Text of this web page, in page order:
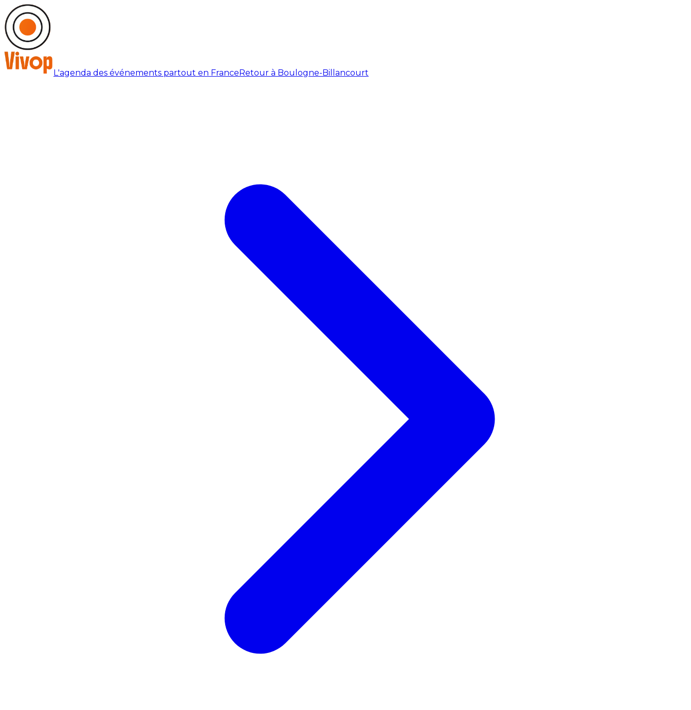
L'agenda des événements partout en FranceRetour à Boulogne-Billancourt